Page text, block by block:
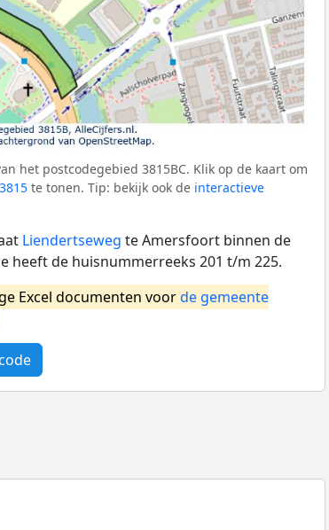
het postcodegebied 3815BC. Klik op de kaart om
te tonen. Tip: bekijk ook de interactieve
Liendertseweg te Amersfoort binnen de
heeft de huisnummerreeks 201 t/m 225.
Excel documenten voorde gemeente